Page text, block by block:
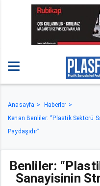
Anasayfa
Haberler
Kenan Benliler: “Plastik Sektörü
Paydaşıdır”
Benliler:
Sanayisinin